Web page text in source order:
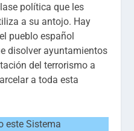
política que les
a su antojo. Hay
pueblo español
disolver ayuntamientos
del terrorismo a
a toda esta
este Sistema